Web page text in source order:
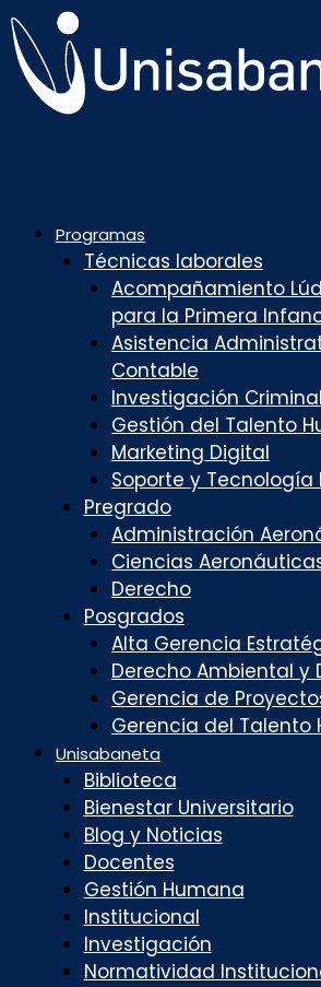
Saltar
al
contenido
Programas
Técnicas laborales
Acompañamiento
para la Primera
Asistencia
Contable
Investigación
Gestión del Talento
Marketing Digital
Soporte y Tecnología
Pregrado
Administración
Ciencias
Derecho
Posgrados
Alta Gerencia
Derecho Ambiental y
Gerencia de
Gerencia del Talento
Unisabaneta
Biblioteca
Bienestar Universitario
Blog y Noticias
Docentes
Gestión Humana
Institucional
Investigación
Normatividad